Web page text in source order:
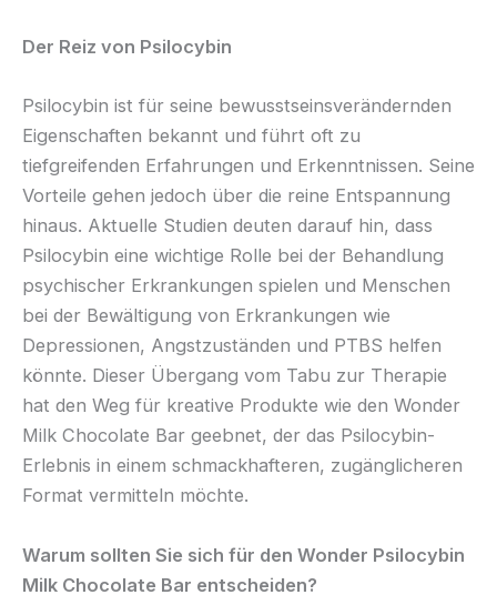
Der Reiz von Psilocybin
Psilocybin ist für seine bewusstseinsverändernden
Eigenschaften bekannt und führt oft zu
tiefgreifenden Erfahrungen und Erkenntnissen. Seine
Vorteile gehen jedoch über die reine Entspannung
hinaus. Aktuelle Studien deuten darauf hin, dass
Psilocybin eine wichtige Rolle bei der Behandlung
psychischer Erkrankungen spielen und Menschen
bei der Bewältigung von Erkrankungen wie
Depressionen, Angstzuständen und PTBS helfen
könnte. Dieser Übergang vom Tabu zur Therapie
hat den Weg für kreative Produkte wie den Wonder
Milk Chocolate Bar geebnet, der das Psilocybin-
Erlebnis in einem schmackhafteren, zugänglicheren
Format vermitteln möchte.
Warum sollten Sie sich für den Wonder Psilocybin
Milk Chocolate Bar entscheiden?